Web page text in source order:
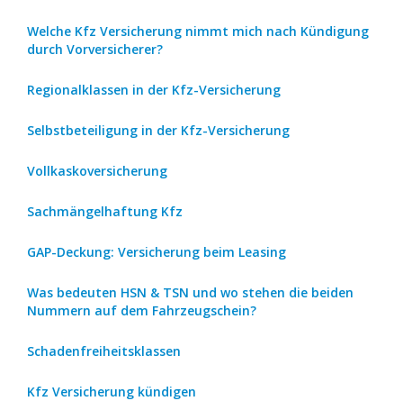
Welche Kfz Versicherung nimmt mich nach Kündigung
durch Vorversicherer?
Regionalklassen in der Kfz-Versicherung
Selbstbeteiligung in der Kfz-Versicherung
Vollkaskoversicherung
Sachmängelhaftung Kfz
GAP-Deckung: Versicherung beim Leasing
Was bedeuten HSN & TSN und wo stehen die beiden
Nummern auf dem Fahrzeugschein?
Schadenfreiheitsklassen
Kfz Versicherung kündigen